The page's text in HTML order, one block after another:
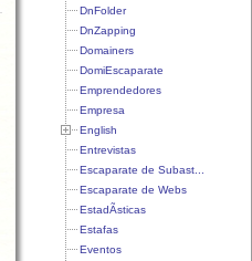
DnFolder
DnZapping
Domainers
DomiEscaparate
Emprendedores
Empresa
English
Entrevistas
Escaparate de Subast...
Escaparate de Webs
EstadÃ­sticas
Estafas
Eventos